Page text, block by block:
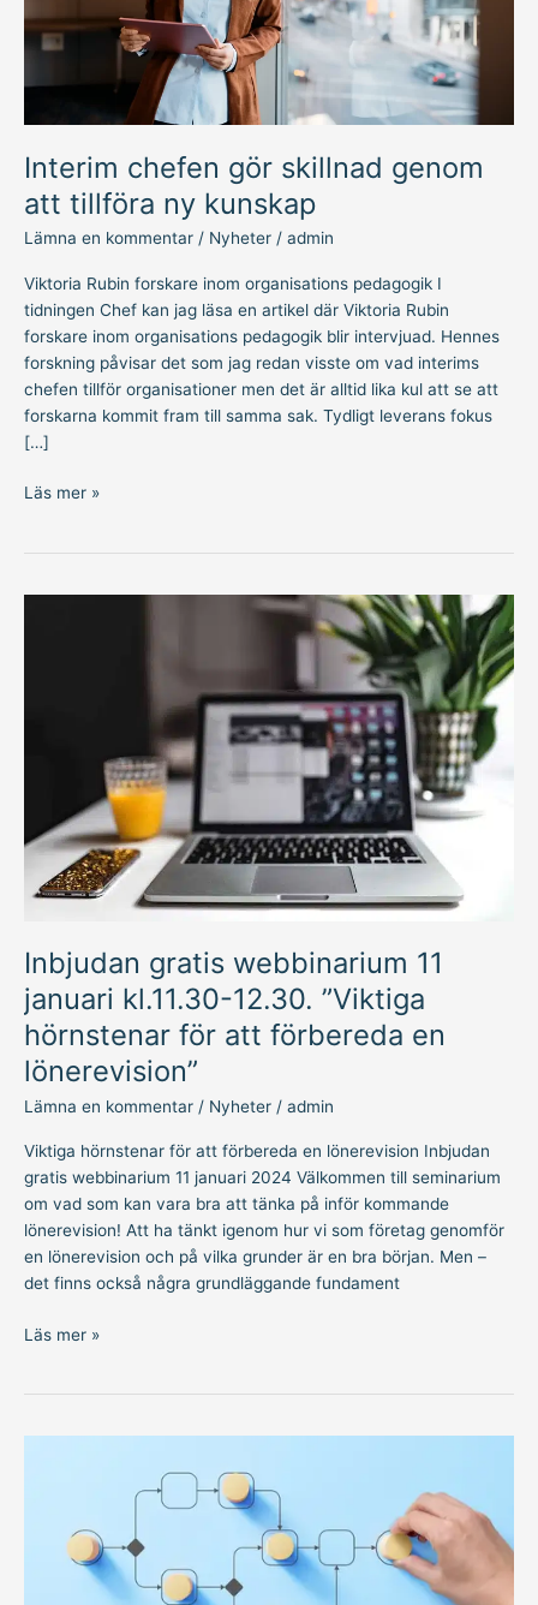
Interim chefen gör skillnad genom
att tillföra ny kunskap
Lämna en kommentar / Nyheter / admin
Viktoria Rubin forskare inom organisations pedagogik I
tidningen Chef kan jag läsa en artikel där Viktoria Rubin
forskare inom organisations pedagogik blir intervjuad. Hennes
forskning påvisar det som jag redan visste om vad interims
chefen tillför organisationer men det är alltid lika kul att se att
forskarna kommit fram till samma sak. Tydligt leverans fokus
[…]
kunskap
Läs mer »
Inbjudan gratis webbinarium 11
januari kl.11.30-12.30. ”Viktiga
hörnstenar för att förbereda en
lönerevision”
Lämna en kommentar / Nyheter / admin
Viktiga hörnstenar för att förbereda en lönerevision Inbjudan
gratis webbinarium 11 januari 2024 Välkommen till seminarium
om vad som kan vara bra att tänka på inför kommande
lönerevision! Att ha tänkt igenom hur vi som företag genomför
en lönerevision och på vilka grunder är en bra början. Men –
det finns också några grundläggande fundament
hörnstenar
för
förbereda
lönerevision”
Läs mer »
rekryteringsprocessen